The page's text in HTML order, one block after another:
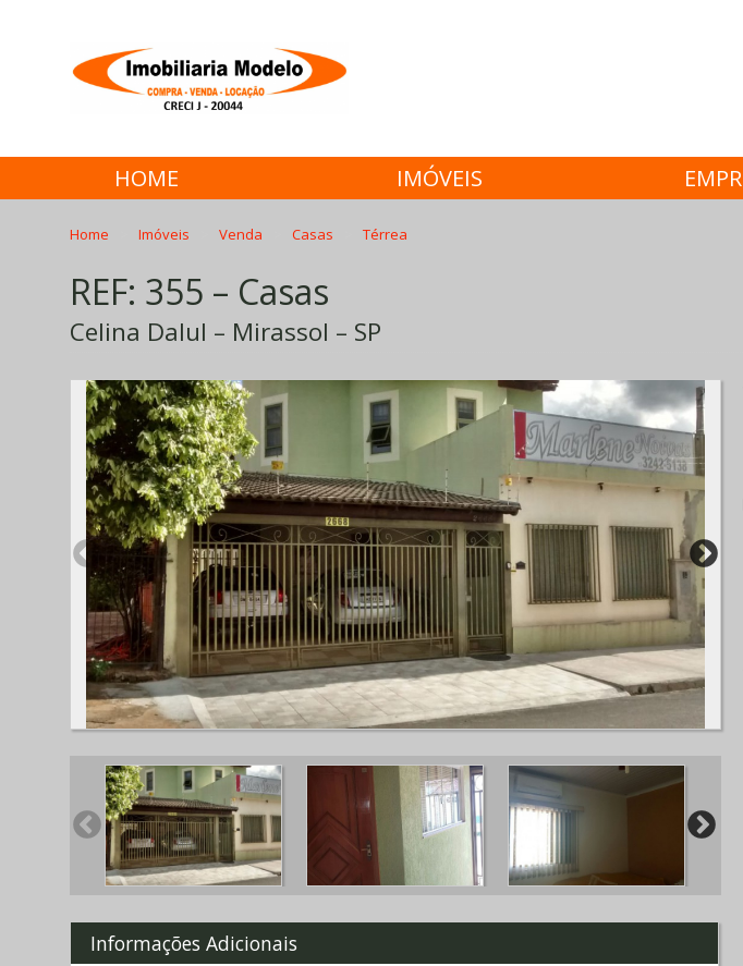
HOME IMÓVEIS
Home Imóveis Venda Casas Térrea
REF: 355 – Casas
Celina Dalul – Mirassol – SP
Informações Adicionais